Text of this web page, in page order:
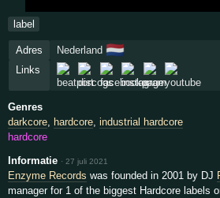
label
Adres Nederland 🇳🇱
Links
Genres
darkcore, hardcore,industrial hardcore
hardcore
Informatie ·27 juli 2021
Enzyme Records was founded in 2001 by DJ
manager for 1 of the biggest Hardcore labels